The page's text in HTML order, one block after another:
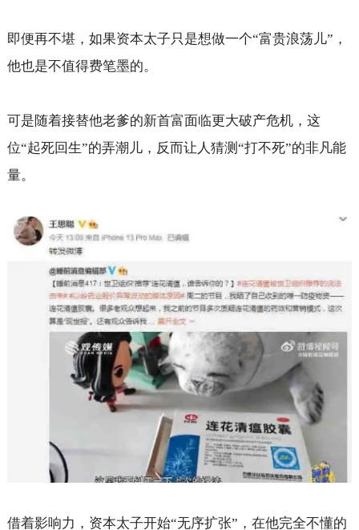
即便再不堪，如果资本太子只是想做一个“富贵浪荡儿”，
他也是不值得费笔墨的。
可是随着接替他老爹的新首富面临更大破产危机，这
位“起死回生”的弄潮儿，反而让人猜测“打不死”的非凡能
量。
借着影响力，资本太子开始“无序扩张”，在他完全不懂的